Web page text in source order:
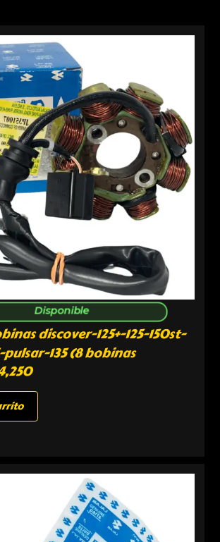
Disponible
discover-125+-125-150st-
135 (8 bobinas